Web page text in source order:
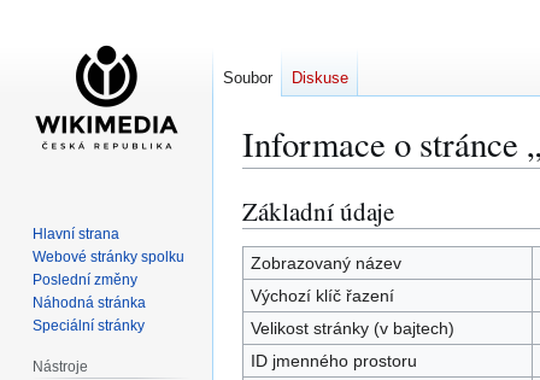
Informace o stránce
Skočit
na
navigaci
Skočit
na
vyhledávání
Základní údaje
Zobrazovaný název
Výchozí klíč řazení
Velikost stránky (v bajtech)
ID jmenného prostoru
Soubor Diskuse
Hlavní strana
Webové stránky spolku
Poslední změny
Náhodná stránka
Speciální stránky
Nástroje